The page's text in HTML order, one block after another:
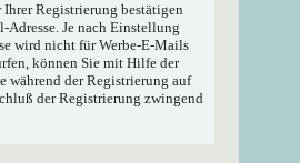
Registrierung bestätigen
Je nach Einstellung
wird nicht für Werbe-E-Mails
können Sie mit Hilfe der
während der Registrierung auf
der Registrierung zwingend